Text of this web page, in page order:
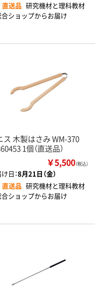
直送品 研究機材と理科教材
合ショップからお届け
ス 木製はさみ WM-370
1個（直送品）
￥5,500（税込）
日：8月21日（金）
直送品 研究機材と理科教材
合ショップからお届け